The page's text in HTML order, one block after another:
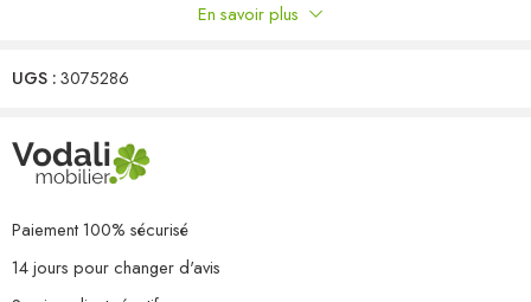
Il n'y a pas encore de critiques.
En savoir plus
UGS :3075286
Paiement 100% sécurisé
14 jours pour changer d'avis